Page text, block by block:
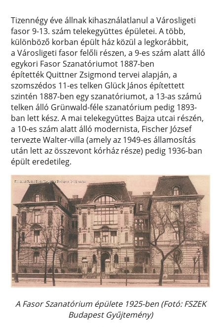
Tizennégy éve állnak kihasználatlanul a Városligeti
fasor 9-13. szám telekegyüttes épületei. A több,
különböző korban épült ház közül a legkorábbit,
a Városligeti fasor felőli részen, a 9-es szám alatt álló
egykori Fasor Szanatóriumot 1887-ben
építették Quittner Zsigmond tervei alapján, a
szomszédos 11-es telken Glück János építettett
szintén 1887-ben egy szanatóriumot, a 13-as számú
telken álló Grünwald-féle szanatórium pedig 1893-
ban lett kész. A mai telekegyüttes Bajza utcai részén,
a 10-es szám alatt álló modernista, Fischer József
tervezte Walter-villa (amely az 1949-es államosítás
után lett az összevont kórház része) pedig 1936-ban
épült eredetileg.
A Fasor Szanatórium épülete 1925-ben (Fotó: FSZEK
Budapest Gyűjtemény)